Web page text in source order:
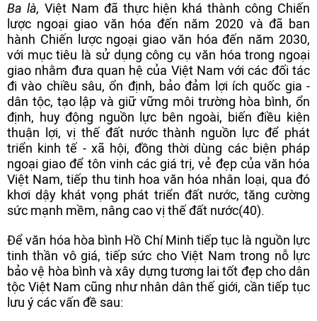
Ba là, Việt Nam đã thực hiện khá thành công Chiến
lược ngoại giao văn hóa đến năm 2020 và đã ban
hành Chiến lược ngoại giao văn hóa đến năm 2030,
với mục tiêu là sử dụng công cụ văn hóa trong ngoại
giao nhằm đưa quan hệ của Việt Nam với các đối tác
đi vào chiều sâu, ổn định, bảo đảm lợi ích quốc gia -
dân tộc, tạo lập và giữ vững môi trường hòa bình, ổn
định, huy động nguồn lực bên ngoài, biến điều kiện
thuận lợi, vị thế đất nước thành nguồn lực để phát
triển kinh tế - xã hội, đồng thời dùng các biện pháp
ngoại giao để tôn vinh các giá trị, vẻ đẹp của văn hóa
Việt Nam, tiếp thu tinh hoa văn hóa nhân loại, qua đó
khơi dậy khát vọng phát triển đất nước, tăng cường
sức mạnh mềm, nâng cao vị thế đất nước(40).
Để văn hóa hòa bình Hồ Chí Minh tiếp tục là nguồn lực
tinh thần vô giá, tiếp sức cho Việt Nam trong nỗ lực
bảo vệ hòa bình và xây dựng tương lai tốt đẹp cho dân
tộc Việt Nam cũng như nhân dân thế giới, cần tiếp tục
lưu ý các vấn đề sau: